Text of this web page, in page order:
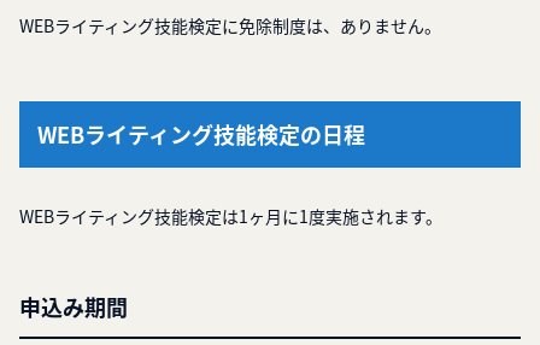
WEBライティング技能検定に免除制度は、ありません。
WEBライティング技能検定の日程
WEBライティング技能検定は1ヶ月に1度実施されます。
申込み期間